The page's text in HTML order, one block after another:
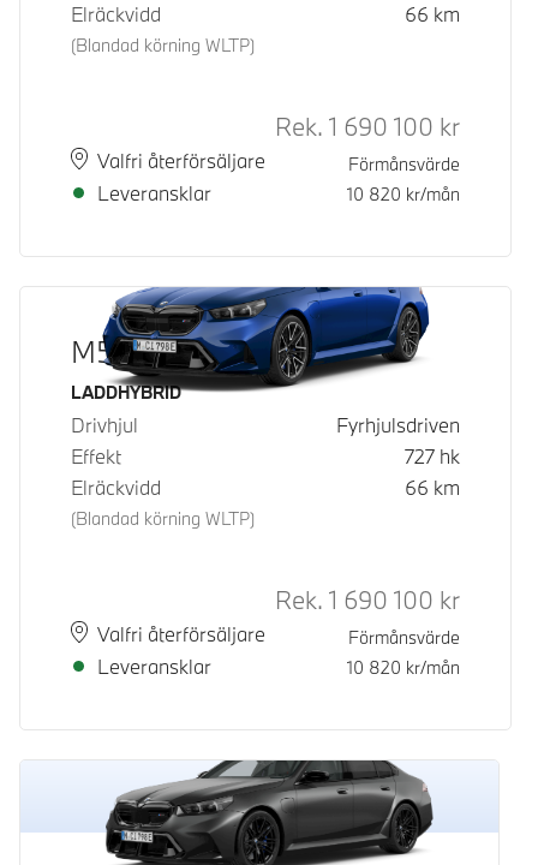
Elräckvidd
(Blandad körning WLTP)
66 km
PlatsValfri återförsäljare
Leveranstid
Leveransklar
Rek. ord
Rek. 1 690 100 kr
Förmånsvärde
10 820 kr/mån
M5 Sedan
Bränsle
LADDHYBRID
Drivhjul
Fyrhjulsdriven
Effekt
727 hk
Elräckvidd
(Blandad körning WLTP)
66 km
PlatsValfri återförsäljare
Leveranstid
Leveransklar
Rek. ord
Rek. 1 690 100 kr
Förmånsvärde
10 820 kr/mån